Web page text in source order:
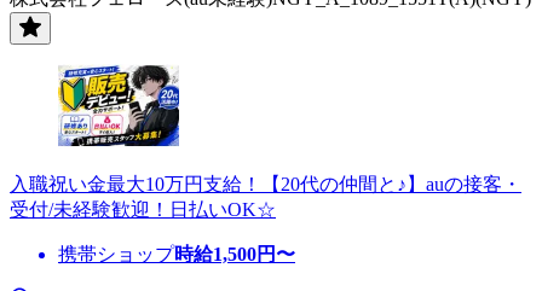
入職祝い金最大10万円支給！【20代の仲間と♪】auの接客・
受付/未経験歓迎！日払いOK☆
携帯ショップ時給1,500円〜